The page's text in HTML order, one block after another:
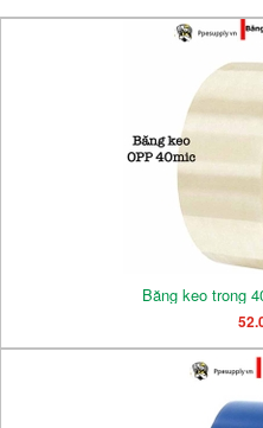
Băng keo trong